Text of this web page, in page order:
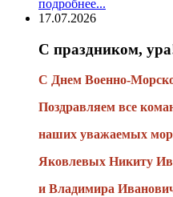
подробнее...
17.07.2026
С праздником,
С Днем Военно-
Поздравляем все
наших уважаемых
Яковлевых Никиту
и Владимира